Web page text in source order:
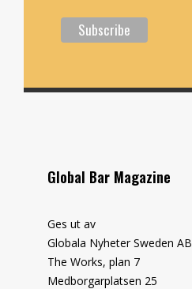
Global Bar Magazine
Ges ut av
Globala Nyheter Sweden AB
The Works, plan 7
Medborgarplatsen 25